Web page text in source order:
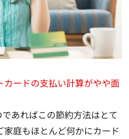
カードの支払い計算がやや面
あればこの節約方法はとて
庭もほとんど何かにカード